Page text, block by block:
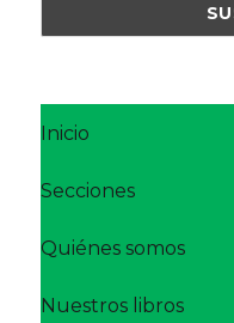
Inicio
Secciones
Quiénes somos
Nuestros libros